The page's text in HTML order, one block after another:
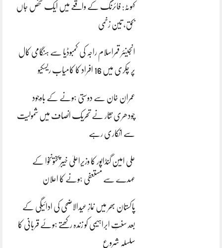
کہوٹہ: فائرنگ کے واقعے میں ایک شخص جاں
بحق، تین زخمی
انجینئر قمراسلام راجہ کی کمبوڈیا سے ہنگامی کال
پر چکری میں 16 افراد کا کامیاب ریسکیو
عمران خان سے دوستی ہونے کے باوجود
چودھری نثار نے تحریک انصاف میں شمولیت
سے انکاری رہے
علی امین گنڈاپور کا وزیراعلیٰ خیبرپختونخوا کے
عہدے سے مستعفی ہونے کا اعلان
پاکستان بھر میں نمازِ عیدالاضحی کی ادائیگی کے
بعد سنتِ ابراہیمی کو زندہ رکھتے ہوئے قربانی کا
سلسلہ شروع